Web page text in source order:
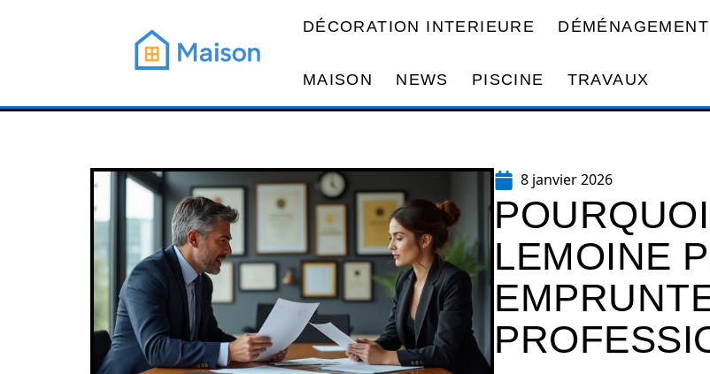
DÉCORATION INTERIEURE DÉMÉNAGEMENT
MAISON NEWS PISCINE TRAVAUX
8 janvier 2026
LEMOINE